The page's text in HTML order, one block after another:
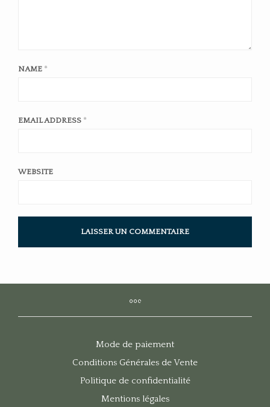
NAME *
EMAIL ADDRESS *
WEBSITE
Mode de paiement
Conditions Générales de Vente
Politique de confidentialité
Mentions légales